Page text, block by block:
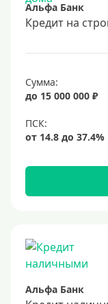
15 лет
20 лет
25 лет
30 лет
Месяц
2 месяца
3 месяца
6 месяцев
Ставка
4%
6%
Альфа Банк
Кредит на
Сумма:
до 15 000 000 ₽
Альфа Банк